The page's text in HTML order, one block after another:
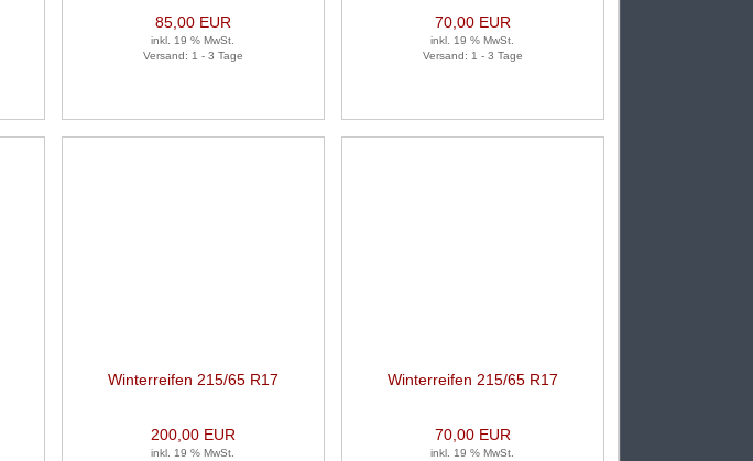
85,00 EUR
inkl. 19 % MwSt.
Versand: 1 - 3 Tage
70,00 EUR
inkl. 19 % MwSt.
Versand: 1 - 3 Tage
Winterreifen 215/65 R17
200,00 EUR
inkl. 19 % MwSt.
Winterreifen 215/65 R17
70,00 EUR
inkl. 19 % MwSt.